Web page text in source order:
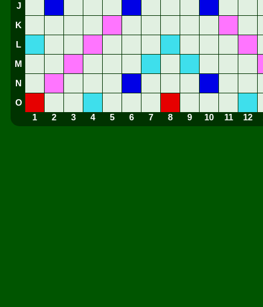
J
K
L
M
N
O
1
2 3 4 5 6 7 8 9 10 11 12